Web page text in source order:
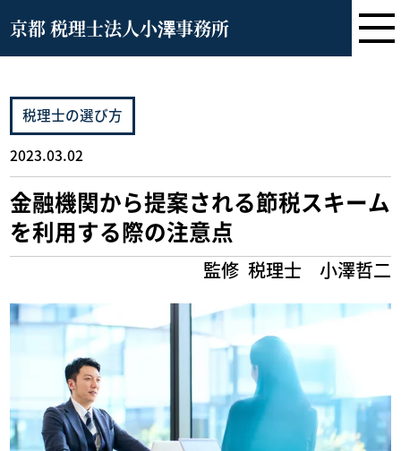
京都 税理士法人小澤事務所
税理士の選び方
2023.03.02
金融機関から提案される節税スキーム
を利用する際の注意点
監修 税理士 小澤哲二